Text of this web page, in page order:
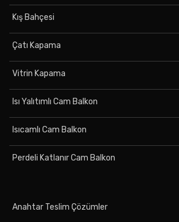
Kış Bahçesi
Çatı Kapama
Vitrin Kapama
Isı Yalıtımlı Cam Balkon
Isıcamlı Cam Balkon
Perdeli Katlanır Cam Balkon
Anahtar Teslim Çözümler